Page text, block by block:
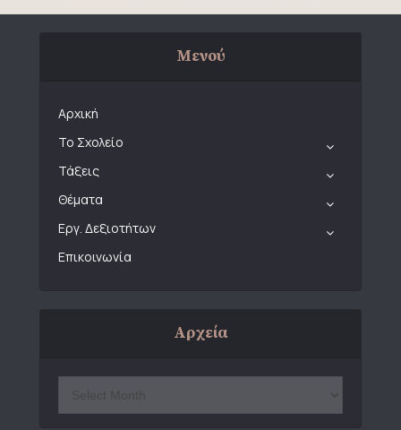
Μενού
Αρχική
Το Σχολείο
Τάξεις
Θέματα
Εργ. Δεξιοτήτων
Επικοινωνία
Αρχεία